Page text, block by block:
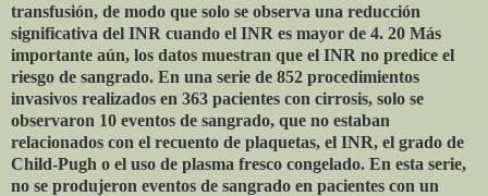
transfusión, de modo que solo se observa una reducción
significativa del INR cuando el INR es mayor de 4. 20 Más
importante aún, los datos muestran que el INR no predice el
riesgo de sangrado. En una serie de 852 procedimientos
invasivos realizados en 363 pacientes con cirrosis, solo se
observaron 10 eventos de sangrado, que no estaban
relacionados con el recuento de plaquetas, el INR, el grado de
Child-Pugh o el uso de plasma fresco congelado. En esta serie,
no se produjeron eventos de sangrado en pacientes con un